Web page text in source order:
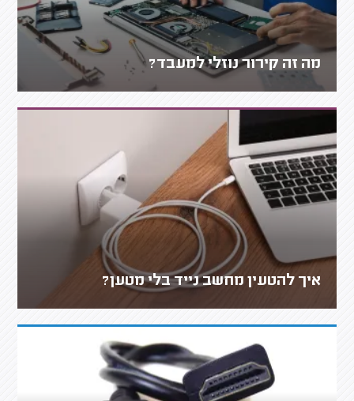
מה זה קירור נוזלי למעבד?
איך להטעין מחשב נייד בלי מטען?